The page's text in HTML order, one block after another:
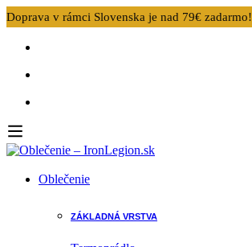
Doprava v rámci Slovenska je nad 79€ zadarmo!
Oblečenie
ZÁKLADNÁ VRSTVA